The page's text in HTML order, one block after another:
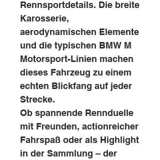
Rennsportdetails. Die breite
Karosserie,
aerodynamischen Elemente
und die typischen BMW M
Motorsport-Linien machen
dieses Fahrzeug zu einem
echten Blickfang auf jeder
Strecke.
Ob spannende Rennduelle
mit Freunden, actionreicher
Fahrspaß oder als Highlight
in der Sammlung – der